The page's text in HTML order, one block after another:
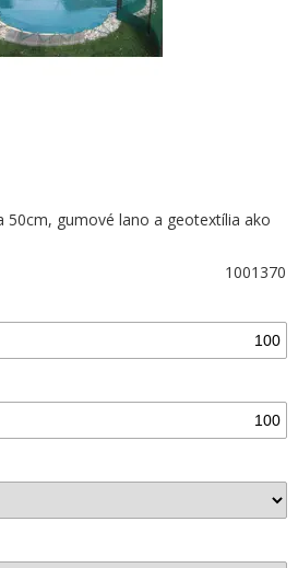
50cm, gumové lano a geotextília ako
1001370